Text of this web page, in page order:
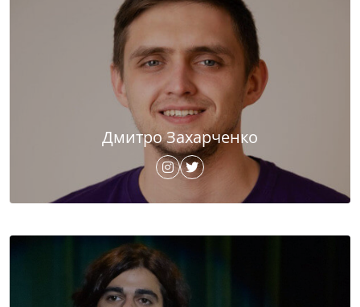
Дмитро Захарченко